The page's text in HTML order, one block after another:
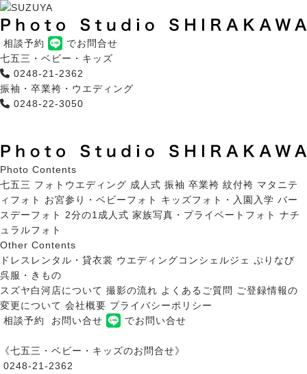
相談予約
でお問合せ
七五三・ベビー・キッズ
0248-21-2362
振袖・卒業袴・ウエディング
0248-22-3050
Photo Contents
七五三 フォトウエディング 成人式 振袖 卒業袴 紋付袴 マタニテ
ィフォト
お宮参り・ベビーフォト キッズフォト・入園入学 バー
スデーフォト
2分の1成人式 家族写真・プライベートフォト ナチ
ュラルフォト
Other Contents
ドレスレンタル・貸衣裳 ウエディングコンシェルジェ ぷりなび
呉服・きもの
スズヤ白河店について 撮影の流れ よくあるご質問
ご登録情報の
変更について 会社概要 プライバシーポリシー
相談予約
お問い合せ でお問い合せ
《七五三・ベビー・キッズのお問合せ》
0248-21-2362